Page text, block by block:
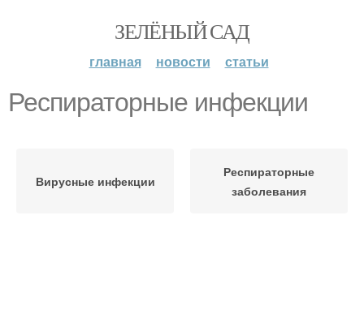
ЗЕЛЁНЫЙ САД
главная новости статьи
Респираторные инфекции
Вирусные инфекции
Респираторные
заболевания